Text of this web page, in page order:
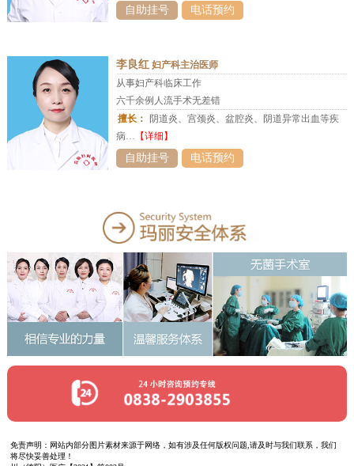
自助挂号 电话预约
李良红妇产科主治医师
从事妇产科临床工作
六千余例人流手术无差错
擅长：
阴道炎、宫颈炎、盆腔炎、阴道异常出血等疾
病… 【详细】
自助挂号 电话预约
免责声明：网站内部分图片素材来源于网络，如有涉及任何版权问题,请及时与我们联系，我们
将尽快妥善处理！